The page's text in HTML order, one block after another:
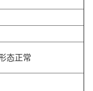
态正常